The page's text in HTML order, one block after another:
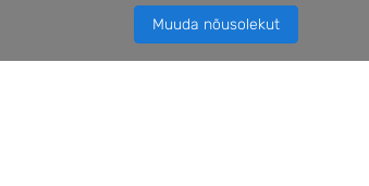
Muuda nõusolekut